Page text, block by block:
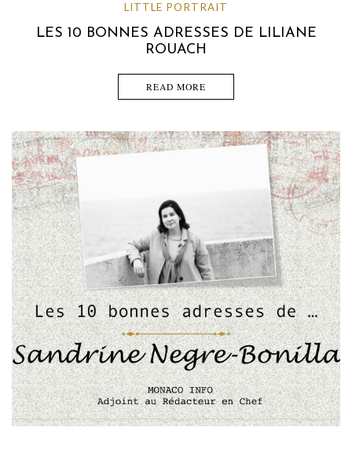
LITTLE PORTRAIT
LES 10 BONNES ADRESSES DE LILIANE
ROUACH
READ MORE